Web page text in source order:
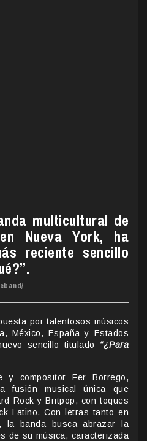
multicultural de
Nueva York, ha
reciente sencillo
por talentosos músicos
México, España y Estados
sencillo titulado “¿Para
y compositor Fer Borrego,
fusión musical única que
Rock y Britpop, con toques
Latino. Con letras tanto en
la banda busca abrazar la
de su música, caracterizada